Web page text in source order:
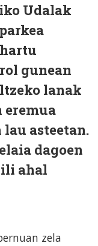
Udalak
gunean
lanak
eremua
asteetan.
dagoen
ahal
zela